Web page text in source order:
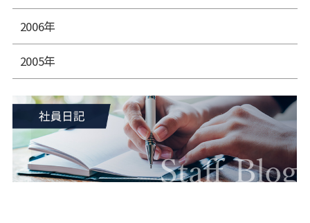
2006年
2005年